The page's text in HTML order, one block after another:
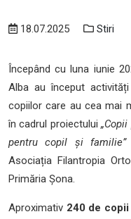
18.07.2025 Stiri
Începând cu luna iunie
Alba au început
copiilor care au cea mai
în cadrul proiectului
pentru copil și familie”
Asociația Filantropia
Primăria Șona.
Aproximativ 240 de copii